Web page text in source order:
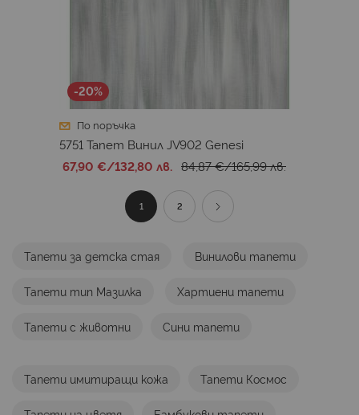
-20%
По поръчка
5751 Тапет Винил JV902 Genesi
67,90 €/132,80 лв. 84,87 €/165,99 лв.
Страница
В1 Страница
2 Страница
Продължи
Тапети за детска стая Винилови тапети
Тапети тип Мазилка Хартиени тапети
Тапети с животни Сини тапети
Тапети имитиращи кожа Тапети Космос